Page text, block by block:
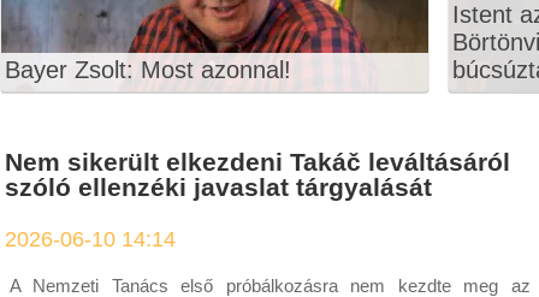
Bayer Zsolt: Most azonnal!
Istent
Nem sikerült elkezdeni Takáč leváltásáról
szóló ellenzéki javaslat tárgyalását
2026-06-10 14:14
A Nemzeti Tanács első próbálkozásra nem kezdte meg az